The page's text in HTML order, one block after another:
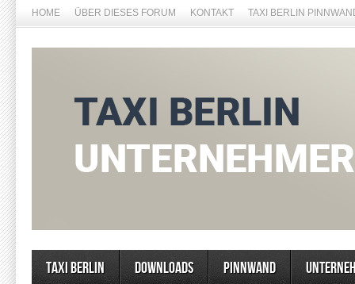
HOME ÜBER DIESES FORUM KONTAKT TAXI BERLIN
Taxi Berlin Downloads Pinnwand